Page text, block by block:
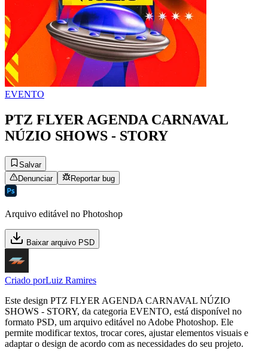
EVENTO
PTZ FLYER AGENDA CARNAVAL
NÚZIO SHOWS - STORY
Salvar
Denunciar
Reportar bug
Arquivo editável no Photoshop
Baixar arquivo PSD
Criado porLuiz Ramires
Este design PTZ FLYER AGENDA CARNAVAL NÚZIO
SHOWS - STORY, da categoria EVENTO, está disponível no
formato PSD, um arquivo editável no Adobe Photoshop. Ele
permite modificar textos, trocar cores, ajustar elementos visuais e
adaptar o design de acordo com as necessidades do seu projeto.